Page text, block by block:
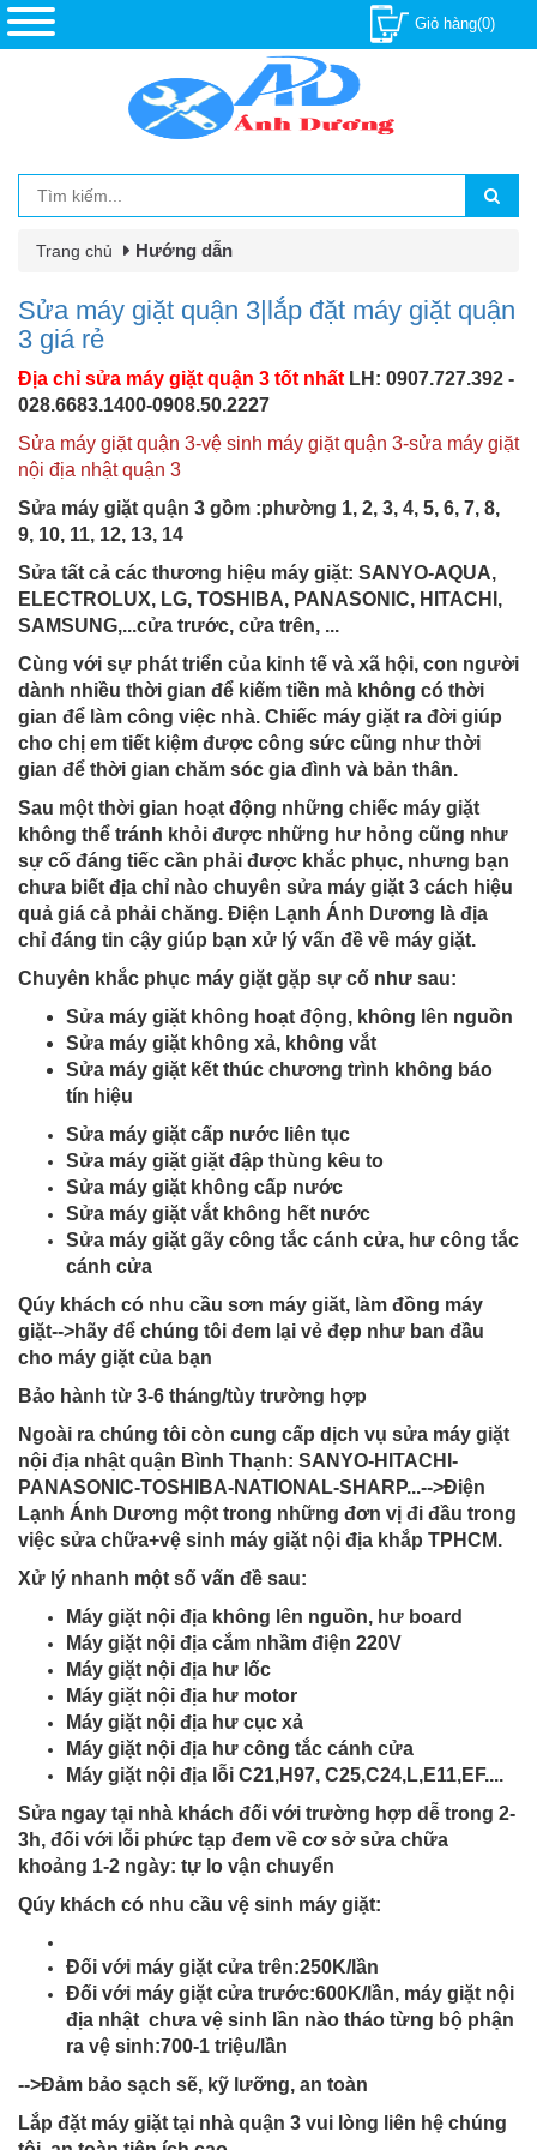
Giỏ hàng(0)
Trang chủ Hướng dẫn
Sửa máy giặt quận 3|lắp đặt máy giặt quận
3 giá rẻ
Địa chỉ sửa máy giặt quận 3 tốt nhất LH: 0907.727.392 -
028.6683.1400-0908.50.2227
Sửa máy giặt quận 3-vệ sinh máy giặt quận 3-sửa máy giặt
nội địa nhật quận 3
Sửa máy giặt quận 3 gồm :phường 1, 2, 3, 4, 5, 6, 7, 8,
9, 10, 11, 12, 13, 14
Sửa tất cả các thương hiệu máy giặt: SANYO-AQUA,
ELECTROLUX, LG, TOSHIBA, PANASONIC, HITACHI,
SAMSUNG,...cửa trước, cửa trên, ...
Cùng với sự phát triển của kinh tế và xã hội, con người
dành nhiều thời gian để kiếm tiền mà không có thời
gian để làm công việc nhà. Chiếc máy giặt ra đời giúp
cho chị em tiết kiệm được công sức cũng như thời
gian để thời gian chăm sóc gia đình và bản thân.
Sau một thời gian hoạt động những chiếc máy giặt
không thể tránh khỏi được những hư hỏng cũng như
sự cố đáng tiếc cần phải được khắc phục, nhưng bạn
chưa biết địa chỉ nào chuyên sửa máy giặt 3 cách hiệu
quả giá cả phải chăng. Điện Lạnh Ánh Dương là địa
chỉ đáng tin cậy giúp bạn xử lý vấn đề về máy giặt.
Chuyên khắc phục máy giặt gặp sự cố như sau:
Sửa máy giặt không hoạt động, không lên nguồn
Sửa máy giặt không xả, không vắt
Sửa máy giặt kết thúc chương trình không báo
tín hiệu
Sửa máy giặt cấp nước liên tục
Sửa máy giặt giặt đập thùng kêu to
Sửa máy giặt không cấp nước
Sửa máy giặt vắt không hết nước
Sửa máy giặt gãy công tắc cánh cửa, hư công tắc
cánh cửa
Qúy khách có nhu cầu sơn máy giăt, làm đồng máy
giặt-->hãy để chúng tôi đem lại vẻ đẹp như ban đầu
cho máy giặt của bạn
Bảo hành từ 3-6 tháng/tùy trường hợp
Ngoài ra chúng tôi còn cung cấp dịch vụ sửa máy giặt
nội địa nhật quận Bình Thạnh: SANYO-HITACHI-
PANASONIC-TOSHIBA-NATIONAL-SHARP...-->Điện
Lạnh Ánh Dương một trong những đơn vị đi đầu trong
việc sửa chữa+vệ sinh máy giặt nội địa khắp TPHCM.
Xử lý nhanh một số vấn đề sau:
Máy giặt nội địa không lên nguồn, hư board
Máy giặt nội địa cắm nhầm điện 220V
Máy giặt nội địa hư lốc
Máy giặt nội địa hư motor
Máy giặt nội địa hư cục xả
Máy giặt nội địa hư công tắc cánh cửa
Máy giặt nội địa lỗi C21,H97, C25,C24,L,E11,EF....
Sửa ngay tại nhà khách đối với trường hợp dễ trong 2-
3h, đối với lỗi phức tạp đem về cơ sở sửa chữa
khoảng 1-2 ngày: tự lo vận chuyển
Qúy khách có nhu cầu vệ sinh máy giặt:
Đối với máy giặt cửa trên:250K/lần
Đối với máy giặt cửa trước:600K/lần, máy giặt nội
địa nhật chưa vệ sinh lần nào tháo từng bộ phận
ra vệ sinh:700-1 triệu/lần
-->Đảm bảo sạch sẽ, kỹ lưỡng, an toàn
Lắp đặt máy giặt tại nhà quận 3 vui lòng liên hệ chúng